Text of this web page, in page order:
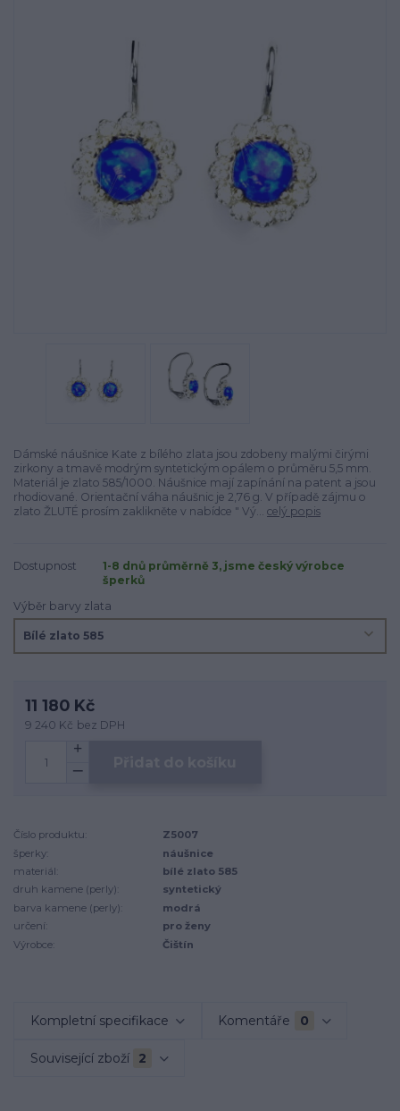
Dámské náušnice Kate z bílého zlata jsou zdobeny malými čirými
zirkony a tmavě modrým syntetickým opálem o průměru 5,5 mm.
Materiál je zlato 585/1000. Náušnice mají zapínání na patent a jsou
rhodiované. Orientační váha náušnic je 2,76 g. V případě zájmu o
zlato ŽLUTÉ prosím zaklikněte v nabídce " Vý... celý popis
Dostupnost
1-8 dnů průměrně 3, jsme český výrobce
šperků
Výběr barvy zlata
11 180 Kč
9 240 Kč bez DPH
Číslo produktu:
Z5007
šperky:
náušnice
materiál:
bílé zlato 585
druh kamene (perly):
syntetický
barva kamene (perly):
modrá
určení:
pro ženy
Výrobce:
Čištín
Kompletní specifikace Komentáře 0
Související zboží 2